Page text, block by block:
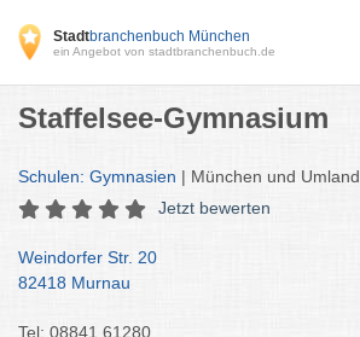
Stadtbranchenbuch München
ein Angebot von stadtbranchenbuch.de
Staffelsee-Gymnasium
Schulen: Gymnasien | München und Umland
Jetzt bewerten
Weindorfer Str. 20
82418 Murnau
Tel: 08841 61280